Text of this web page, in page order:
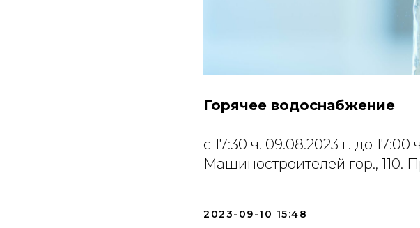
Горячее водоснабжение
с 17:30 ч. 09.08.2023 г. до 17:00
Машиностроителей гор.,
2023-09-10 15:48